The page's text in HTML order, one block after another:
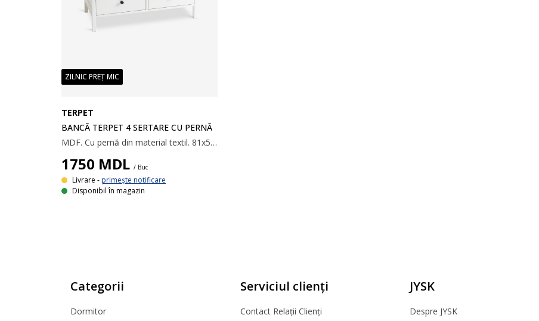
ZILNIC PREȚ MIC
TERPET
BANCĂ TERPET 4 SERTARE CU PERNĂ
MDF. Cu pernă din material textil. 81x52x40 cm
1750 MDL / Buc
Livrare - primește notificare
Disponibil în magazin
Categorii
Dormitor
Serviciul clienți
Contact Relații Clienți
JYSK
Despre JYSK